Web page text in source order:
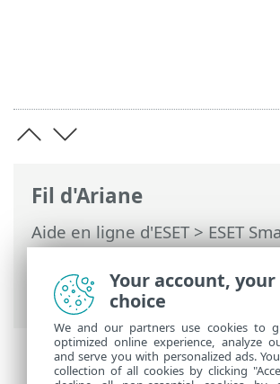
Fil d'Ariane
Aide en ligne d'ESET>ESET
Business Security>Utilisation
Small Business Security>
HOME
Your account,
choice
We and our partners use cookies to
optimized online experience, analyze
and serve you with personalized ads.
collection of all cookies by clicking